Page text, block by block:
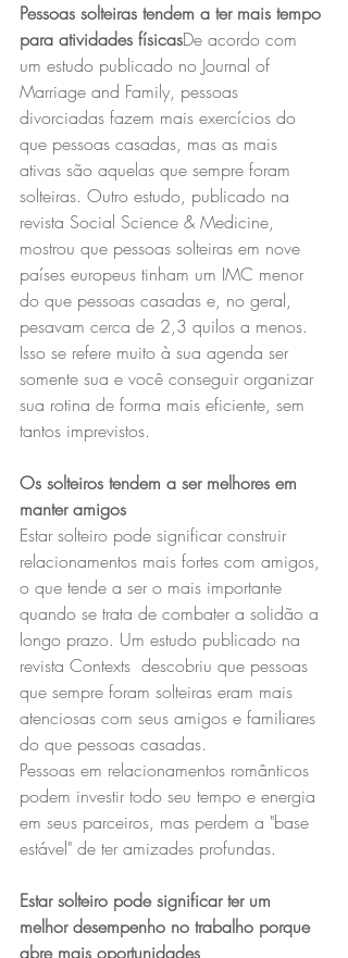
Pessoas solteiras tendem a ter mais tempo
para atividades físicasDe acordo com
um estudo publicado no Journal of
Marriage and Family, pessoas
divorciadas fazem mais exercícios do
que pessoas casadas, mas as mais
ativas são aquelas que sempre foram
solteiras. Outro estudo, publicado na
revista Social Science & Medicine,
mostrou que pessoas solteiras em nove
países europeus tinham um IMC menor
do que pessoas casadas e, no geral,
pesavam cerca de 2,3 quilos a menos.
Isso se refere muito à sua agenda ser
somente sua e você conseguir organizar
sua rotina de forma mais eficiente, sem
tantos imprevistos.
Os solteiros tendem a ser melhores em
manter amigos
Estar solteiro pode significar construir
relacionamentos mais fortes com amigos,
o que tende a ser o mais importante
quando se trata de combater a solidão a
longo prazo. Um estudo publicado na
revista Contexts  descobriu que pessoas
que sempre foram solteiras eram mais
atenciosas com seus amigos e familiares
do que pessoas casadas.
Pessoas em relacionamentos românticos
podem investir todo seu tempo e energia
em seus parceiros, mas perdem a "base
estável" de ter amizades profundas.
Estar solteiro pode significar ter um
melhor desempenho no trabalho porque
abre mais oportunidades